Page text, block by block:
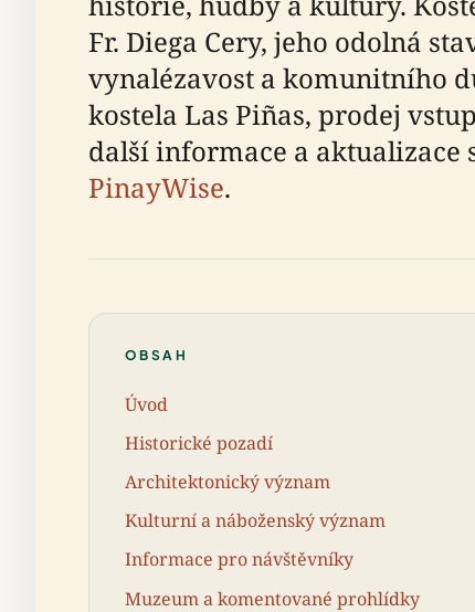
Fr. Diega Cery, jeho odolná
vynalézavost a komunitního
kostela Las Piñas, prodej
další informace a aktualizace
PinayWise.
OBSAH
Úvod
Historické pozadí
Architektonický význam
Kulturní a náboženský význam
Informace pro návštěvníky
Muzeum a komentované prohlídky